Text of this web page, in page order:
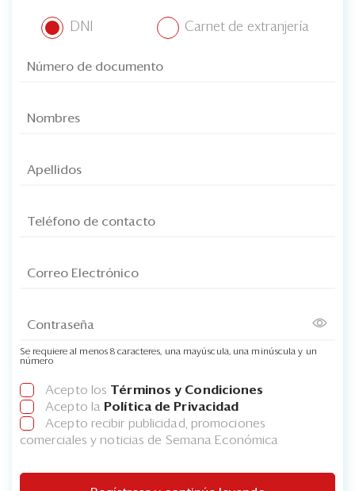
DNI Carnet de extranjería
Se requiere al menos 8 caracteres, una mayúscula, una minúscula y un
número
Acepto los Términos y Condiciones
Acepto la Política de Privacidad
Acepto recibir publicidad, promociones
comerciales y noticias de Semana Económica